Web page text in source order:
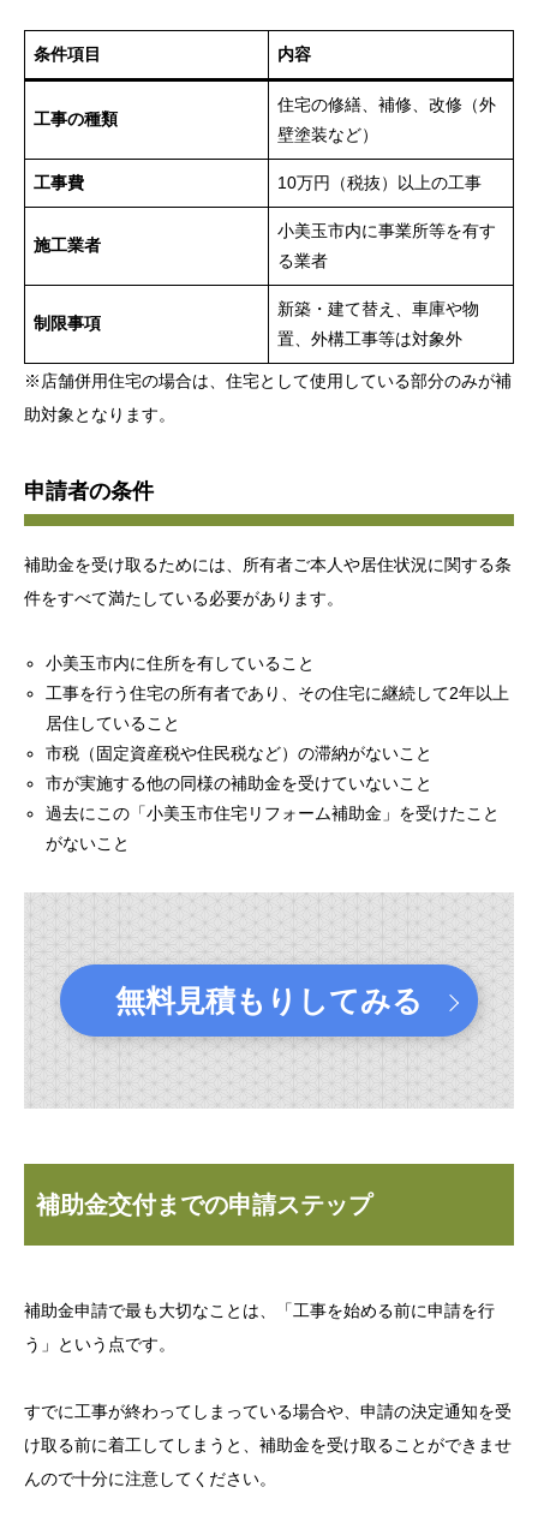
条件項目 内容
工事の種類
住宅の修繕、補修、改修（外
壁塗装など）
工事費 10万円（税抜）以上の工事
施工業者
小美玉市内に事業所等を有す
る業者
制限事項
新築・建て替え、車庫や物
置、外構工事等は対象外
※店舗併用住宅の場合は、住宅として使用している部分のみが補
助対象となります。
申請者の条件
補助金を受け取るためには、所有者ご本人や居住状況に関する条
件をすべて満たしている必要があります。
小美玉市内に住所を有していること
工事を行う住宅の所有者であり、その住宅に継続して2年以上
居住していること
市税（固定資産税や住民税など）の滞納がないこと
市が実施する他の同様の補助金を受けていないこと
過去にこの「小美玉市住宅リフォーム補助金」を受けたこと
がないこと
無料見積もりしてみる
補助金交付までの申請ステップ
補助金申請で最も大切なことは、「工事を始める前に申請を行
う」という点です。
すでに工事が終わってしまっている場合や、申請の決定通知を受
け取る前に着工してしまうと、補助金を受け取ることができませ
んので十分に注意してください。